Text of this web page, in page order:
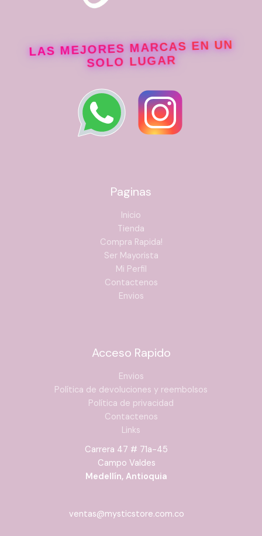
LAS MEJORES MARCAS EN UN
SOLO LUGAR
Paginas
Inicio
Tienda
Compra Rapida!
Ser Mayorista
Mi Perfil
Contactenos
Envios
Acceso Rapido
Envios
Política de devoluciones y reembolsos
Política de privacidad
Contactenos
Links
Carrera 47 # 71a-45
Campo Valdes
Medellín, Antioquia
ventas@mysticstore.com.co